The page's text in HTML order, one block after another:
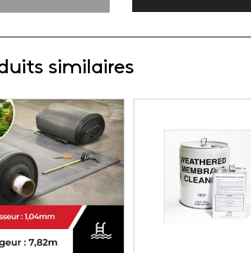
similaires